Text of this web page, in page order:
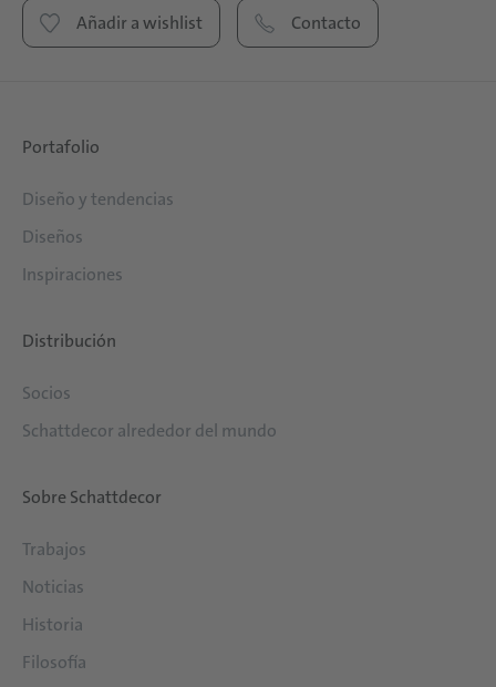
Añadir a wishlist Contacto
Portafolio
Diseño y tendencias
Diseños
Inspiraciones
Distribución
Socios
Schattdecor alrededor del mundo
Sobre Schattdecor
Trabajos
Noticias
Historia
Filosofía